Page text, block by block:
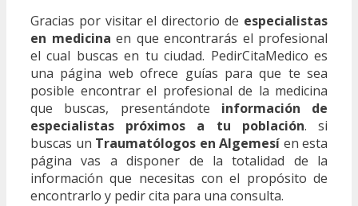
Gracias por visitar el directorio de especialistas
en medicina en que encontrarás el profesional
el cual buscas en tu ciudad. PedirCitaMedico es
una página web ofrece guías para que te sea
posible encontrar el profesional de la medicina
que buscas, presentándote información de
especialistas próximos a tu población. si
buscas un Traumatólogos en Algemesí en esta
página vas a disponer de la totalidad de la
información que necesitas con el propósito de
encontrarlo y pedir cita para una consulta.